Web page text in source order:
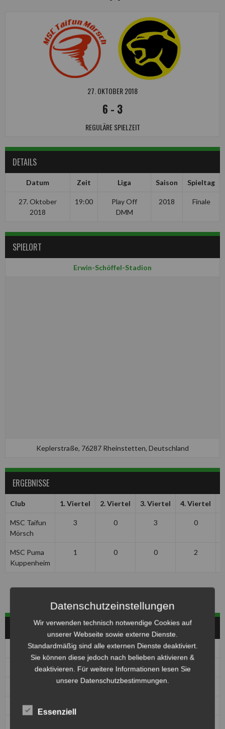
27. OKTOBER 2018
6 - 3
REGULÄRE SPIELZEIT
DETAILS
Datum Zeit Liga Saison Spieltag
27. Oktober
2018
19:00
Play Off
DMM
2018 Finale
SPIELORT
Erwin-Schöffel-Stadion
Keplerstraße, 76287 Rheinstetten, Deutschland
ERGEBNISSE
Club 1. Viertel 2. Viertel 3. Viertel 4. Viertel
MSC Taifun
Mörsch
3 0 3 0
MSC Puma
Kuppenheim
1 0 0 2
HERREN
Club Pkt
1. MBC 70/90 Halle
MBC Kierspe
Datenschutzeinstellungen
Wir verwenden technisch notwendige Cookies auf
unserer Webseite sowie externe Dienste.
Standardmäßig sind alle externen Dienste deaktiviert.
Sie können diese jedoch nach belieben aktivieren &
deaktivieren. Für weitere Informationen lesen Sie
unsere Datenschutzbestimmungen.
Essenziell